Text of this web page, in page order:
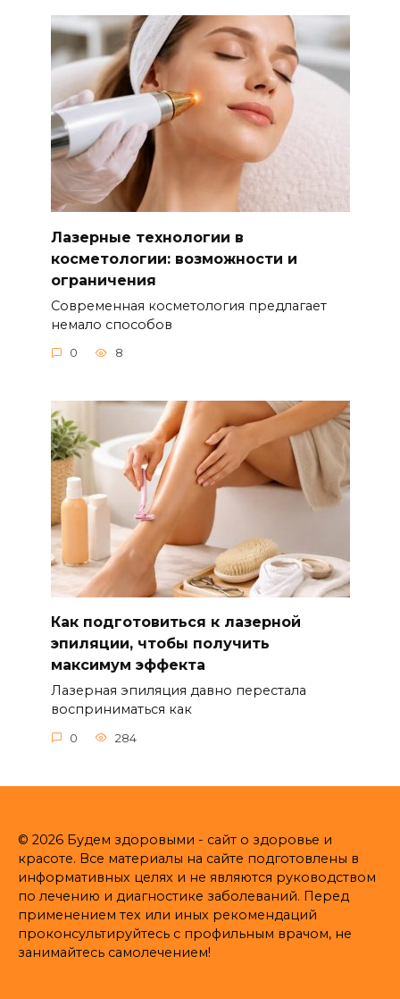
Лазерные технологии в
косметологии: возможности и
ограничения
Современная косметология предлагает
немало способов
0 8
Как подготовиться к лазерной
эпиляции, чтобы получить
максимум эффекта
Лазерная эпиляция давно перестала
восприниматься как
0 284
© 2026 Будем здоровыми - сайт о здоровье и
красоте. Все материалы на сайте подготовлены в
информативных целях и не являются руководством
по лечению и диагностике заболеваний. Перед
применением тех или иных рекомендаций
проконсультируйтесь с профильным врачом, не
занимайтесь самолечением!